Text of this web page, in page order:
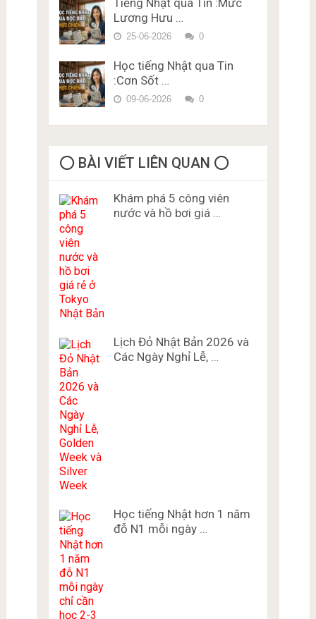
Tiếng Nhật qua Tin :Mức
Lương Hưu …
25-06-2026 0
Học tiếng Nhật qua Tin
:Cơn Sốt …
09-06-2026 0
⭕️ BÀI VIẾT LIÊN QUAN ⭕️
Khám phá 5 công viên
nước và hồ bơi giá …
Lịch Đỏ Nhật Bản 2026 và
Các Ngày Nghỉ Lễ, …
Học tiếng Nhật hơn 1 năm
đỗ N1 mỗi ngày …